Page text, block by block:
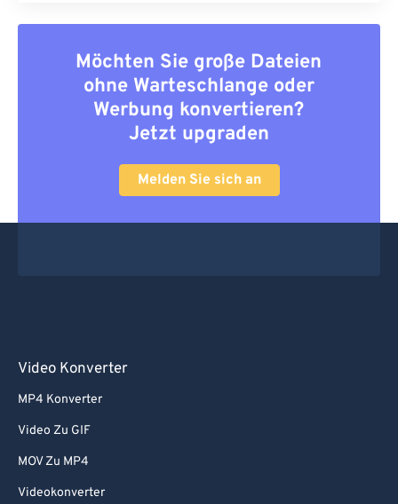
Möchten Sie große Dateien
ohne Warteschlange oder
Werbung konvertieren?
Jetzt upgraden
Melden Sie sich an
Video Konverter
MP4 Konverter
Video Zu GIF
MOV Zu MP4
Videokonverter